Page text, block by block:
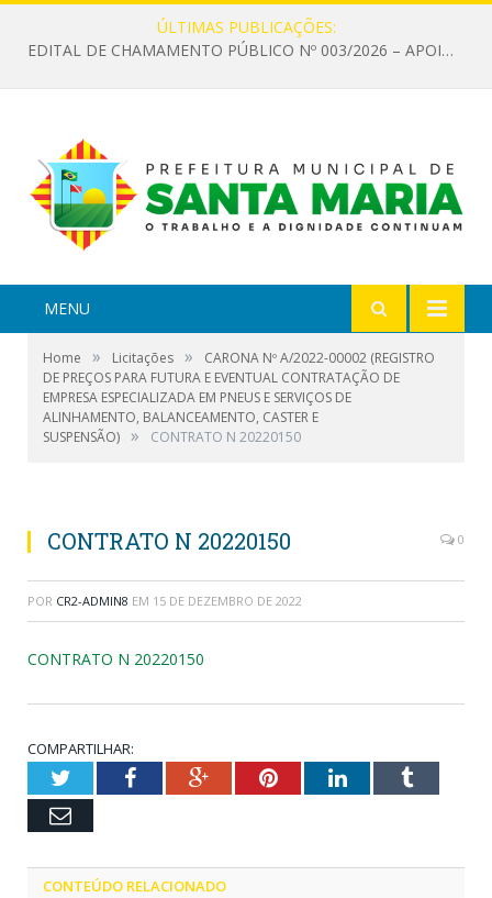
ÚLTIMAS PUBLICAÇÕES:
EDITAL DE CHAMAMENTO PÚBLICO Nº 003/2026 – APOIO À INFRAESTRUTURA CULTURAL
MENU
Home » Licitações »
CARONA Nº A/2022-00002 (REGISTRO
DE PREÇOS PARA FUTURA E EVENTUAL CONTRATAÇÃO DE
EMPRESA ESPECIALIZADA EM PNEUS E SERVIÇOS DE
ALINHAMENTO, BALANCEAMENTO, CASTER E
SUSPENSÃO) » CONTRATO N 20220150
CONTRATO N 20220150 0
POR CR2-ADMIN8 EM 15 DE DEZEMBRO DE 2022
CONTRATO N 20220150
COMPARTILHAR:
TwitterFacebookGoogle+PinterestLinkedInTumblr
Email
CONTEÚDO RELACIONADO